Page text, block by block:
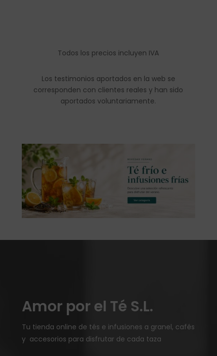
Todos los precios incluyen IVA
Los testimonios aportados en la web se
corresponden con clientes reales y han sido
aportados voluntariamente.
Amor por el Té S.L.
Tu tienda online de tés e infusiones a granel, cafés
y accesorios para disfrutar de cada taza